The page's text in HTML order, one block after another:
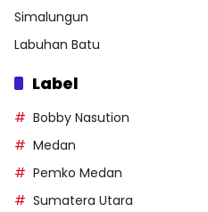
Simalungun
Labuhan Batu
Label
Bobby Nasution
Medan
Pemko Medan
Sumatera Utara